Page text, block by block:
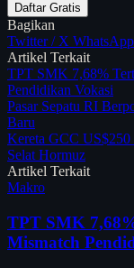
Daftar Gratis
Bagikan
Twitter / X WhatsApp
Artikel Terkait
TPT SMK 7,68%
Pendidikan Vokasi
Pasar Sepatu RI
Baru
Kereta GCC US$250
Selat Hormuz
Artikel Terkait
Makro
TPT SMK
Mismatch